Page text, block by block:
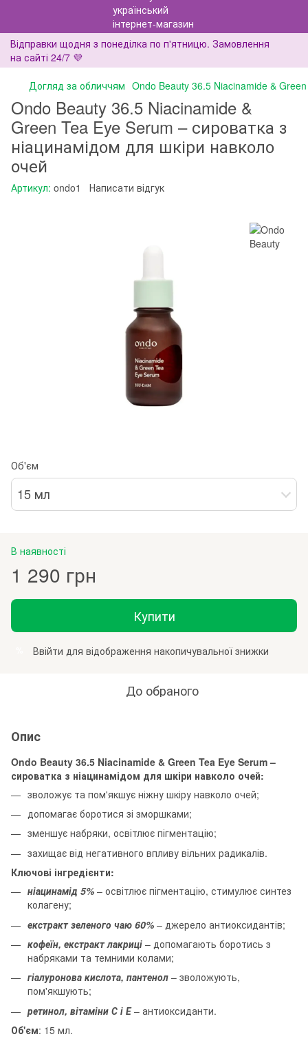
Відправки щодня з понеділка по п'ятницю. Замовлення
на сайті 24/7 💜
Догляд за обличчям Ondo Beauty 36.5 Niacinamide &
Ondo Beauty 36.5 Niacinamide &
Green Tea Eye Serum – сироватка з
ніацинамідом для шкіри навколо
очей
Артикул: ondo1 Написати відгук
Об'єм
15 мл
В наявності
1 290 грн
Купити
Ввійти для відображення накопичувальної знижки
До обраного
Опис
Ondo Beauty 36.5 Niacinamide & Green Tea Eye Serum –
сироватка з ніацинамідом для шкіри навколо очей:
зволожує та пом'якшує ніжну шкіру навколо очей;
допомагає боротися зі зморшками;
зменшує набряки, освітлює пігментацію;
захищає від негативного впливу вільних радикалів.
Ключові інгредієнти:
ніацинамід 5% – освітлює пігментацію, стимулює синтез
колагену;
екстракт зеленого чаю 60% – джерело антиоксидантів;
кофеїн, екстракт лакриці – допомагають боротись з
набряками та темними колами;
гіалуронова кислота, пантенол – зволожують,
пом'якшують;
ретинол, вітаміни С і Е– антиоксиданти.
Об'єм: 15 мл.